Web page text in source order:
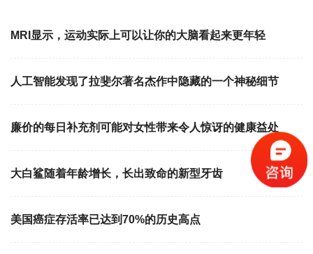
MRI显示，运动实际上可以让你的大脑看起来更年轻
人工智能发现了拉斐尔著名杰作中隐藏的一个神秘细节
廉价的每日补充剂可能对女性带来令人惊讶的健康益处
大白鲨随着年龄增长，长出致命的新型牙齿
美国癌症存活率已达到70%的历史高点